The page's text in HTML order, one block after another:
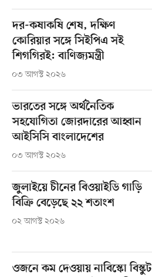
দর-কষাকষি শেষ, দক্ষিণ
কোরিয়ার সঙ্গে সিইপিএ সই
শিগগিরই: বাণিজ্যমন্ত্রী
০৩ আগস্ট ২০২৬
ভারতের সঙ্গে অর্থনৈতিক
সহযোগিতা জোরদারের আহ্বান
আইসিসি বাংলাদেশের
০৩ আগস্ট ২০২৬
জুলাইয়ে চীনের বিওয়াইডি গাড়ি
বিক্রি বেড়েছে ২২ শতাংশ
০২ আগস্ট ২০২৬
ওজনে কম দেওয়ায় নাবিস্কো বিস্কুট